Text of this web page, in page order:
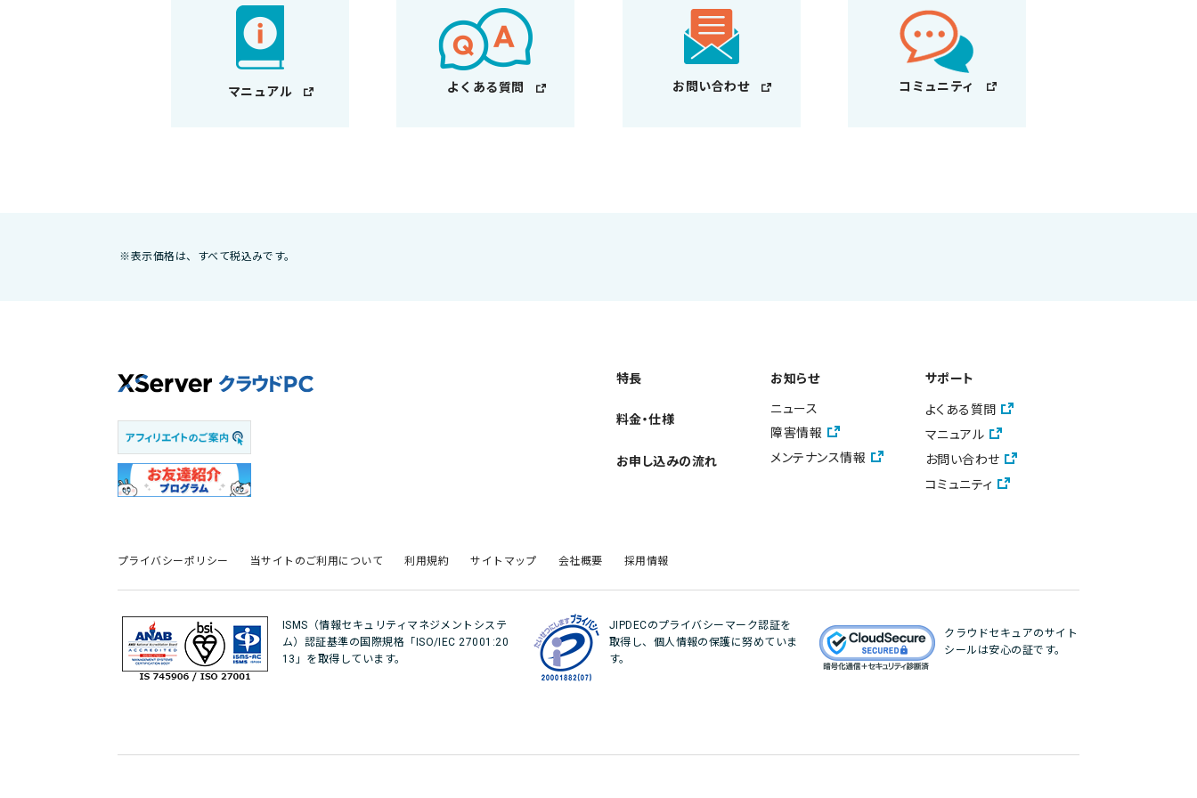
マニュアル よくある質問 お問い合わせ コミュニティ
※表示価格は、すべて税込みです。
特長
料金・仕様
お申し込みの流れ
お知らせ
ニュース
障害情報
メンテナンス情報
サポート
よくある質問
マニュアル
お問い合わせ
コミュニティ
プライバシーポリシー 当サイトのご利用について 利用規約 サイトマップ 会社概要 採用情報
ISMS（情報セキュリティマネジメントシステ
ム）認証基準の国際規格「ISO/IEC 27001:20
13」を取得しています。
JIPDECのプライバシーマーク認証を
取得し、個人情報の保護に努めていま
す。
クラウドセキュアのサイト
シールは安心の証です。